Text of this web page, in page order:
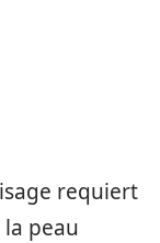
requiert
peau